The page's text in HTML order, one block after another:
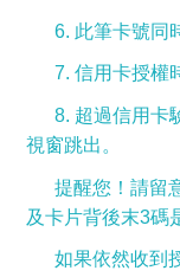
6. 此筆卡號同
7. 信用卡授權
8. 超過信用卡
視窗跳出。
提醒您！請留
及卡片背後末3碼
如果依然收到